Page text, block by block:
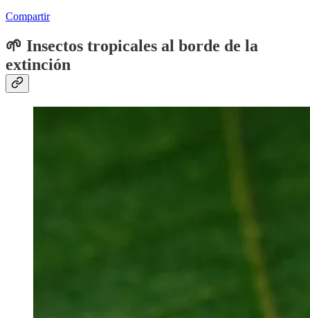
Compartir
🌱 Insectos tropicales al borde de la
extinción